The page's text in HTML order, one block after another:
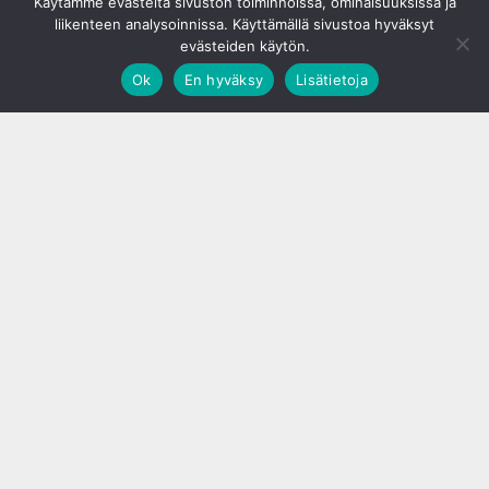
liikenteen analysoinnissa. Käyttämällä sivustoa hyväksyt
evästeiden käytön.
Ok
En hyväksy Lisätietoja